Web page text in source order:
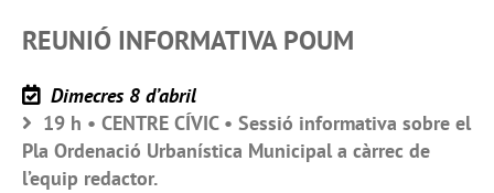
REUNIÓ INFORMATIVA POUM
Dimecres 8 d’abril
19 h • CENTRE CÍVIC • Sessió informativa sobre el
Pla Ordenació Urbanística Municipal a càrrec de
l’equip redactor.